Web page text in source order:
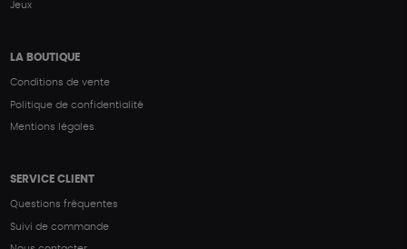
Jeux
LA BOUTIQUE
Conditions de vente
Politique de confidentialité
Mentions légales
SERVICE CLIENT
Questions fréquentes
Suivi de commande